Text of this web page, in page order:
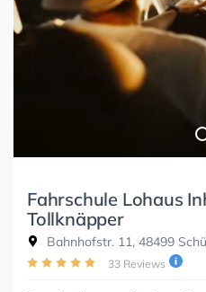
Fahrschule Lohaus
Tollknäpper
Bahnhofstr. 11, 48499
33 Reviews